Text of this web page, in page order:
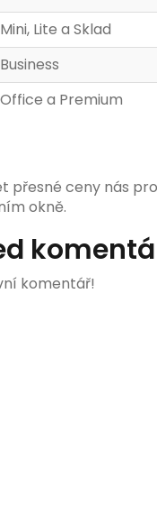
Lite a Sklad
a Premium
přesné ceny nás
okně.
komentář!